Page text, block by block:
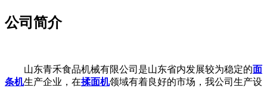
公司简介
山东青禾食品机械有限公司是山东省内发展较为稳定的面
条机生产企业，在揉面机领域有着良好的市场，我公司生产设